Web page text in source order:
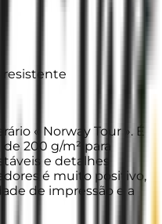
resistente
« Norway Tour ». É
200 g/m² para
e detalhes
é muito positivo,
de impressão e a